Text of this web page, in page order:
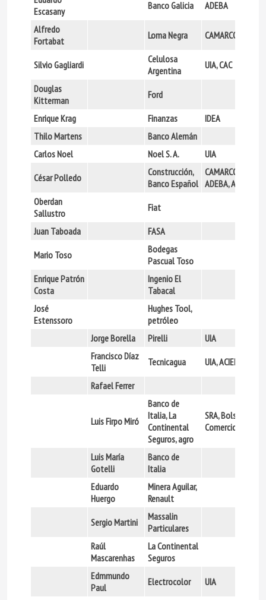
Escasany
Banco Galicia
ADEBA
Alfredo
Fortabat
Loma Negra CAMARCO
Silvio Gagliardi
Celulosa
Argentina
UIA, CAC
Douglas
Kitterman
Ford
Enrique Krag
Finanzas
IDEA
Thilo Martens
Banco Alemán
Carlos Noel
Noel S. A.
UIA
César Polledo
Construcción,
Banco Español
CAMARCO, UIA,
ADEBA, APEGE
Oberdan
Sallustro
Fiat
Juan Taboada
FASA
Mario Toso
Bodegas
Pascual Toso
Enrique Patrón
Costa
Ingenio El
Tabacal
José
Estenssoro
Hughes Tool,
petróleo
Jorge Borella
Pirelli
UIA
Francisco Díaz
Telli
Tecnicagua
UIA, ACIEL
Rafael Ferrer
Luis Firpo Miró
Banco de
Italia, La
Continental
Seguros, agro
SRA, Bolsa de
Comercio
Luis María
Gotelli
Banco de
Italia
Eduardo
Huergo
Minera Aguilar,
Renault
Sergio Martini
Massalin
Particulares
Raúl
Mascarenhas
La Continental
Seguros
Edmmundo
Paul
Electrocolor
UIA